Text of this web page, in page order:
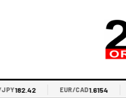
EUR/CAD1.6154